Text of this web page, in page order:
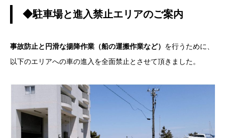
◆駐車場と進入禁止エリアのご案内
事故防止と円滑な揚降作業（船の運搬作業など） を行うために、
以下のエリアへの車の進入を全面禁止とさせて頂きました。